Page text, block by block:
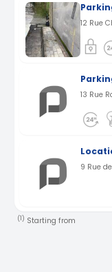
12 Rue
9 Rue
(1) Starting from